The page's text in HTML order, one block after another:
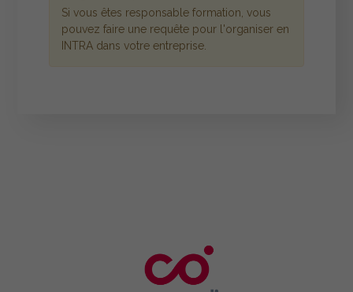
Si vous êtes responsable formation, vous
pouvez faire une requête pour l'organiser en
INTRA dans votre entreprise.